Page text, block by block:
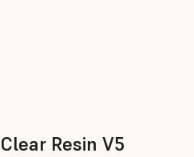
Clear Resin V5